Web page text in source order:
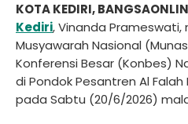
KOTA KEDIRI,
Kediri, Vinanda
Musyawarah Nasional
Konferensi Besar (Konbes)
di Pondok Pesantren Al
pada Sabtu (20/6/2026)